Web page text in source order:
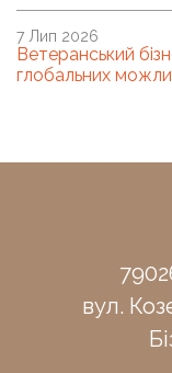
Ветеранський
глобальних
7 Лип 2026
вул.